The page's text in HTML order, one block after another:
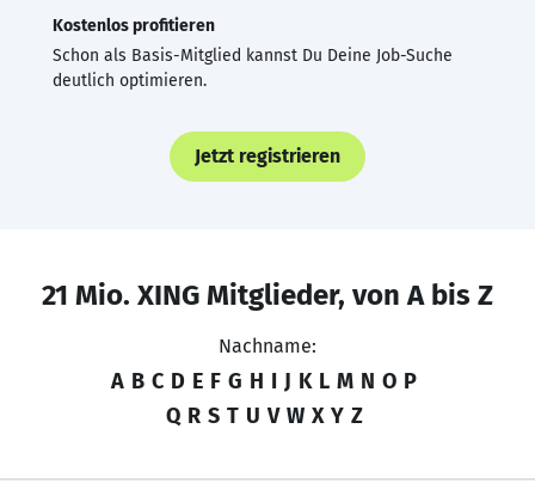
Kostenlos profitieren
Schon als Basis-Mitglied kannst Du Deine Job-Suche
deutlich optimieren.
Jetzt registrieren
21 Mio. XING Mitglieder, von A bis Z
Nachname:
A B C D E F G H I J K L M N O P
Q R S T U V W X Y Z